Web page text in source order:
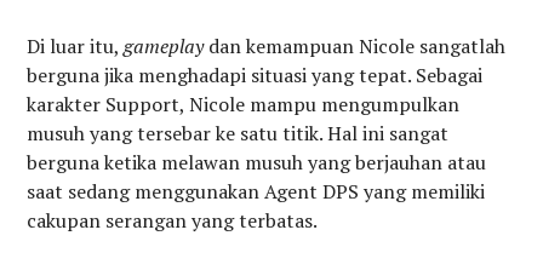
Di luar itu,gameplaydan kemampuan Nicole sangatlah
berguna jika menghadapi situasi yang tepat. Sebagai
karakter Support, Nicole mampu mengumpulkan
musuh yang tersebar ke satu titik. Hal ini sangat
berguna ketika melawan musuh yang berjauhan atau
saat sedang menggunakan Agent DPS yang memiliki
cakupan serangan yang terbatas.